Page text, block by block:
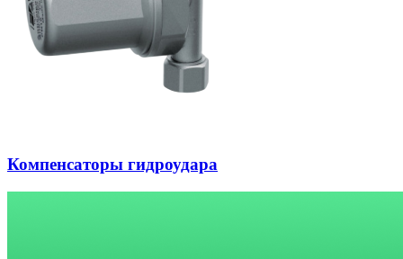
Компенсаторы гидроудара